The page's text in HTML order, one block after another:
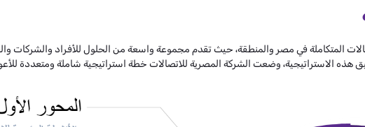
المتكاملة في مصر والمنطقة، حيث تقدم مجموعة واسعة من الحلول للأفراد والشركات
وضعت الشركة المصرية للاتصالات خطة استراتيجية شاملة ومتعددة للأعوام 2024-2026 تتكون من ثلاث